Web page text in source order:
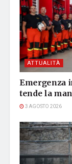
ATTUALITÀ
Emergenza
tende la
3 AGOSTO 2026